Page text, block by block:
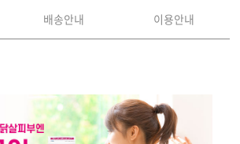
배송안내 이용안내